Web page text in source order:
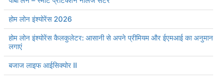
होम लोन इंश्योरेंस 2026
होम लोन इंश्योरेंस कैलकुलेटर: आसानी से अपने प्रीमियम और ईएमआई का अनुमान
लगाएं
बजाज लाइफ आईसिक्योर II